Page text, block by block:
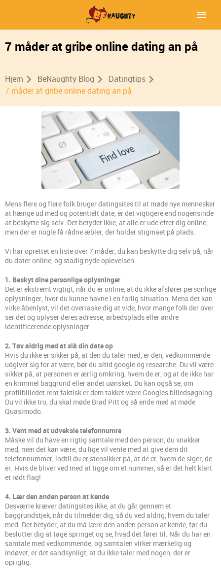
7 måder at gribe online dating an på
Hjem BeNaughty Blog
Datingtips
7 måder at gribe online dating an på
Mens flere og flere folk bruger datingsites til at møde nye mennesker
at hænge ud med og potentielt date, er det vigtigere end nogensinde
at beskytte sig selv. Det betyder ikke, at alle er ude efter dig online,
men der er nogle få rådne æbler, der holder stigmaet på plads.
Vi har oprettet en liste over 7 måder, du kan beskytte dig selv på, når
du dater online, og stadig nyde oplevelsen.
1. Beskyt dine personlige oplysninger
Det er ekstremt vigtigt, når du er online, at du ikke afslører personlige
oplysninger, hvor du kunne havne i en farlig situation. Mens det kan
virke åbenlyst, vil det overraske dig at vide, hvor mange folk der over
ser det og oplyser deres adresse, arbedsplads eller andre
identificerende oplysninger.
2. Tøv aldrig med at slå din date op
Hvis du ikke er sikker på, at den du taler med, er den, vedkommende
udgiver sig for at være, bør du altid google og researche. Du vil være
sikker på, at personen er ærlig omkring, hvem de er, og at de ikke har
en kriminel baggrund eller andet uønsket. Du kan også se, om
profilbilledet rent faktisk er dem takket være Googles billedsøgning.
Du vil ikke tro, du skal møde Brad Pitt og så ende med at møde
Quasimodo.
3. Vent med at udveksle telefonnumre
Måske vil du have en rigtig samtale med den person, du snakker
med, men det kan være, du lige vil vente med at give dem dit
telefonnummer, indtil du er stensikker på, at de er, hvem de siger, de
er. Hvis de bliver ved med at tigge om et nummer, så er det helt klart
et rødt flag!
4. Lær den anden person at kende
Desværre kræver datingsites ikke, at du går gennem et
baggrundstjek, når du tilmelder dig, så du ved aldrig, hvem du taler
med. Det betyder, at du må lære den anden person at kende, før du
beslutter dig at tage springet og se, hvad det fører til. Når du har en
samtale med vedkommende, og samtalen virker mærkelig og
indøvet, er det sandsynligt, at du ikke taler med nogen, der er
oprigtig.